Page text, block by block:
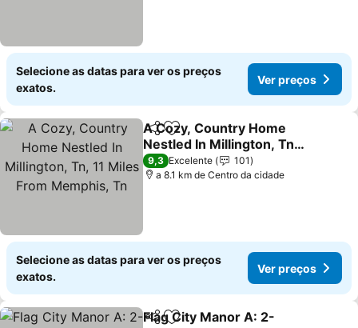
Selecione as datas para ver os preços
exatos.
Ver preços
PartilharAdicionar aos favoritos
A Cozy, Country Home
Nestled In Millington, Tn,
11 Miles From Memphis,
Tn
9,3 Excelente
101
a 8.1 km de Centro da cidade
Selecione as datas para ver os preços
exatos.
Ver preços
Partilhar
Flag City Manor A: 2-